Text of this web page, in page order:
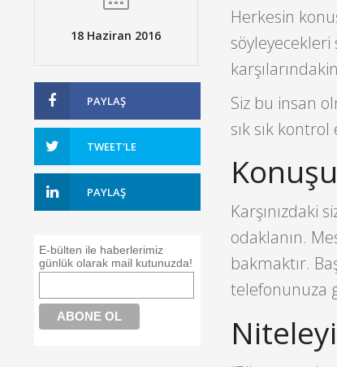
18 Haziran 2016
PAYLAŞ
TWEET'LE
PAYLAŞ
E-bülten ile haberlerimiz
günlük olarak mail kutunuzda!
Herkesin
Siz bu insan
sık sık kontrol
Karşınızdaki
odaklanın.
bakmaktır.
telefonunuza